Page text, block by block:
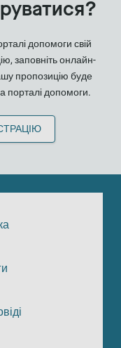
допомоги свій
заповніть онлайн-
пропозицію буде
порталі допомоги.